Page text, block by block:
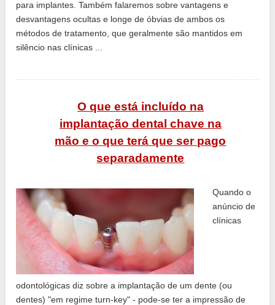
para implantes. Também falaremos sobre vantagens e
desvantagens ocultas e longe de óbvias de ambos os
métodos de tratamento, que geralmente são mantidos em
silêncio nas clínicas ...
O que está incluído na
implantação dental chave na
mão e o que terá que ser pago
separadamente
Quando o
anúncio de
clínicas
odontológicas diz sobre a implantação de um dente (ou
dentes) "em regime turn-key" - pode-se ter a impressão de